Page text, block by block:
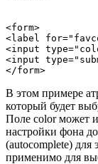
<form>
<label
<input
<input
В этом примере
который будет
Поле color может
настройки фона
(autocomplete) для
применимо для